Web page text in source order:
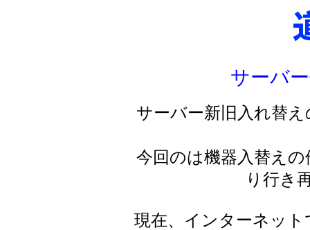
サーバ
サーバー新旧入れ替
今回のは機器入替え
り行き
現在、インターネッ